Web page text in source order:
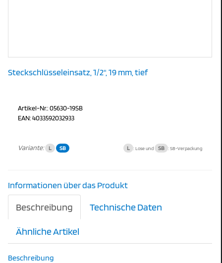
Steckschlüsseleinsatz, 1/2", 19 mm, tief
Artikel-Nr.: 05630-19SB
EAN: 4033592032933
Variante: L SB L : Lose und SB : SB-Verpackung
Informationen über das Produkt
Beschreibung Technische Daten
Ähnliche Artikel
Beschreibung